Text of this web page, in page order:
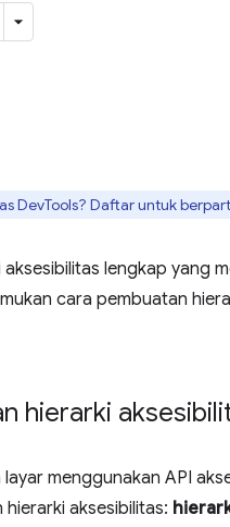
DevTools? Daftar untuk
lengkap yang
cara pembuatan
hierarki
menggunakan API
aksesibilitas: